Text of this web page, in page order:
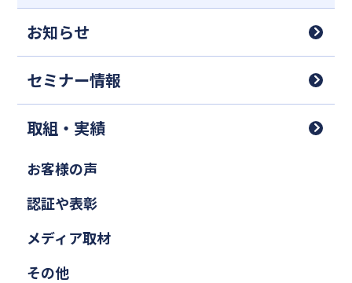
お知らせ
セミナー情報
取組・実績
お客様の声
認証や表彰
メディア取材
その他